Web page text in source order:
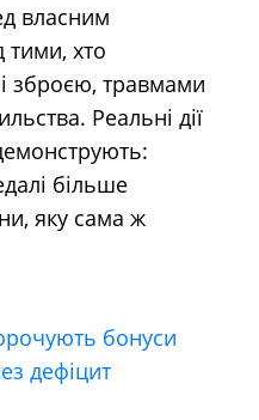
власним
тими, хто
зброєю, травмами
Реальні дії
більше
яку сама ж
бонуси
дефіцит